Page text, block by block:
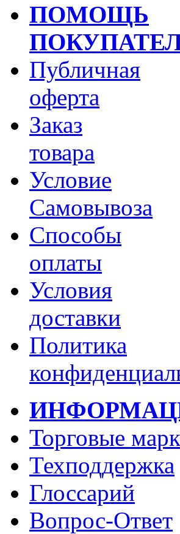
ПОМОЩЬ
Публичная
оферта
Заказ
товара
Условие
Самовывоза
Способы
оплаты
Условия
доставки
Политика
Торговые
Техподдержка
Глоссарий
Вопрос-Ответ